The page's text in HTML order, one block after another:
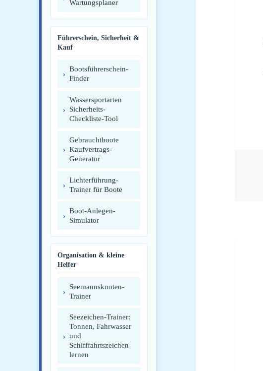
Wartungsplaner
Führerschein, Sicherheit &
Kauf
Bootsführerschein-
Finder
Wassersportarten
Sicherheits-
Checkliste-Tool
Gebrauchtboote
Kaufvertrags-
Generator
Lichterführung-
Trainer für Boote
Boot-Anlegen-
Simulator
Organisation & kleine
Helfer
Seemannsknoten-
Trainer
Seezeichen-Trainer:
Tonnen, Fahrwasser
und
Schifffahrtszeichen
lernen